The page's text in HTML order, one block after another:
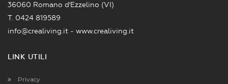
36060 Romano d'Ezzelino (VI)
T. 0424 819589
info@crealiving.it - www.crealiving.it
LINK UTILI
Privacy